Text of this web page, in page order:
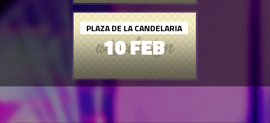
10 FEB
PLAZA DE LA CANDELARIA